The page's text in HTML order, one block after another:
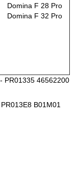
Domina F 28 Pro
Domina F 32 Pro
PR01335 46562200
B01M01